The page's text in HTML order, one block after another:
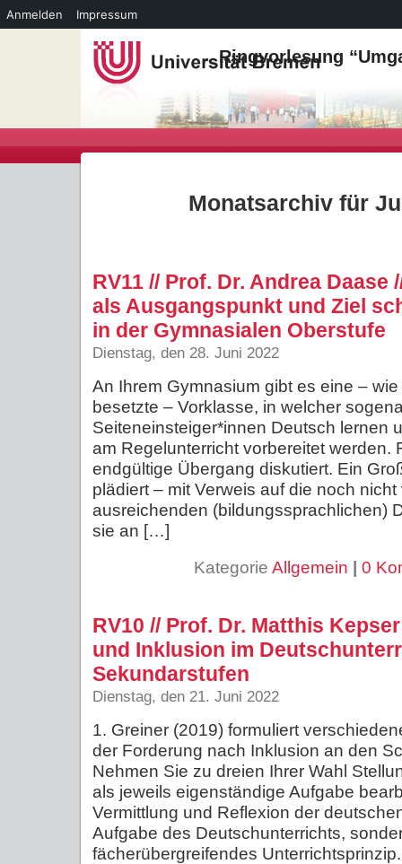
Ringvorlesung
Monatsarchiv für
RV11 // Prof. Dr. Andrea
als Ausgangspunkt und Ziel
in der Gymnasialen Oberstufe
Dienstag, den 28. Juni 2022
An Ihrem Gymnasium gibt es eine –
besetzte – Vorklasse, in welcher
Seiteneinsteiger*innen Deutsch lernen
am Regelunterricht vorbereitet werden.
endgültige Übergang diskutiert. Ein
plädiert – mit Verweis auf die noch
ausreichenden (bildungssprachlichen)
sie an […]
Kategorie Allgemein 0
RV10 // Prof. Dr. Matthis
und Inklusion im
Sekundarstufen
Dienstag, den 21. Juni 2022
1. Greiner (2019) formuliert
der Forderung nach Inklusion an den
Nehmen Sie zu dreien Ihrer Wahl
als jeweils eigenständige Aufgabe
Vermittlung und Reflexion der
Aufgabe des Deutschunterrichts,
fächerübergreifendes
Anmelden Impressum